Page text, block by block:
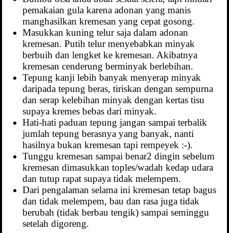
pemakaian gula karena adonan yang manis
manghasilkan kremesan yang cepat gosong.
Masukkan kuning telur saja dalam adonan
kremesan. Putih telur menyebabkan minyak
berbuih dan lengket ke kremesan. Akibatnya
kremesan cenderung berminyak berlebihan.
Tepung kanji lebih banyak menyerap minyak
daripada tepung beras, tiriskan dengan sempurna
dan serap kelebihan minyak dengan kertas tisu
supaya kremes bebas dari minyak.
Hati-hati paduan tepung jangan sampai terbalik
jumlah tepung berasnya yang banyak, nanti
hasilnya bukan kremesan tapi rempeyek :-).
Tunggu kremesan sampai benar2 dingin sebelum
kremesan dimasukkan toples/wadah kedap udara
dan tutup rapat supaya tidak melempem.
Dari pengalaman selama ini kremesan tetap bagus
dan tidak melempem, bau dan rasa juga tidak
berubah (tidak berbau tengik) sampai seminggu
setelah digoreng.